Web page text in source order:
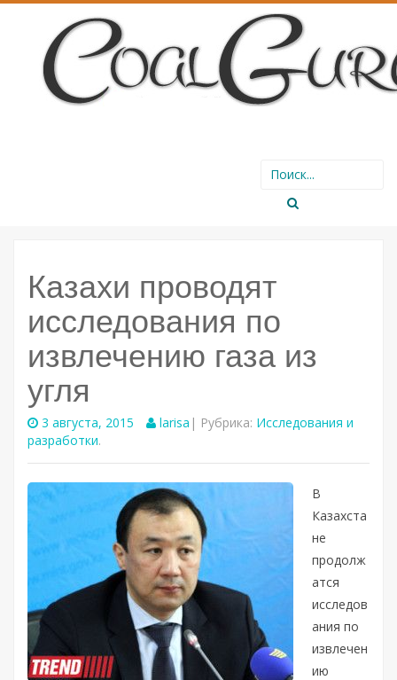
Search
for:
Казахи проводят
исследования по
извлечению газа из
угля
3 августа, 2015 larisa | Рубрика: Исследования и
разработки.
В
Казахста
не
продолж
атся
исследов
ания по
извлечен
ию